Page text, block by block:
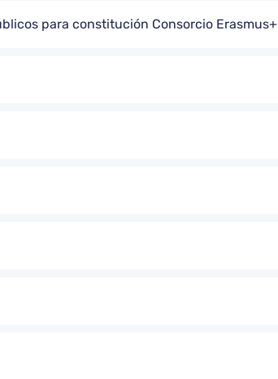
para constitución Consorcio Erasmus+